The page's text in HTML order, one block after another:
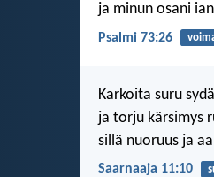
ja minun osani
Psalmi 73:26
Karkoita suru
ja torju kärsimys
sillä nuoruus ja
Saarnaaja 11:10